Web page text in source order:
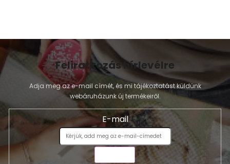
Feliratkozás hírlevélre
Adja meg az e-mail címét, és mi tájékoztatást küldünk
webáruházunk új termékeiről.
E-mail